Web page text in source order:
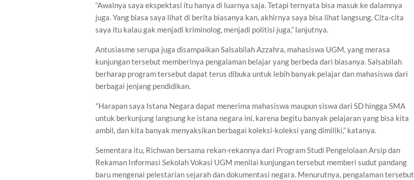
“Awalnya saya ekspektasi itu hanya di luarnya saja. Tetapi ternyata bisa masuk ke dalamnya
juga. Yang biasa saya lihat di berita biasanya kan, akhirnya saya bisa lihat langsung. Cita-cita
saya itu kalau gak menjadi kriminolog, menjadi politisi juga,” lanjutnya.
Antusiasme serupa juga disampaikan Salsabilah Azzahra, mahasiswa UGM, yang merasa
kunjungan tersebut memberinya pengalaman belajar yang berbeda dari biasanya. Salsabilah
berharap program tersebut dapat terus dibuka untuk lebih banyak pelajar dan mahasiswa dari
berbagai jenjang pendidikan.
"Harapan saya Istana Negara dapat menerima mahasiswa maupun siswa dari SD hingga SMA
untuk berkunjung langsung ke istana negara ini, karena begitu banyak pelajaran yang bisa kita
ambil, dan kita banyak menyaksikan berbagai koleksi-koleksi yang dimiliki,” katanya.
Sementara itu, Richwan bersama rekan-rekannya dari Program Studi Pengelolaan Arsip dan
Rekaman Informasi Sekolah Vokasi UGM menilai kunjungan tersebut memberi sudut pandang
baru mengenai pelestarian sejarah dan dokumentasi negara. Menurutnya, pengalaman tersebut